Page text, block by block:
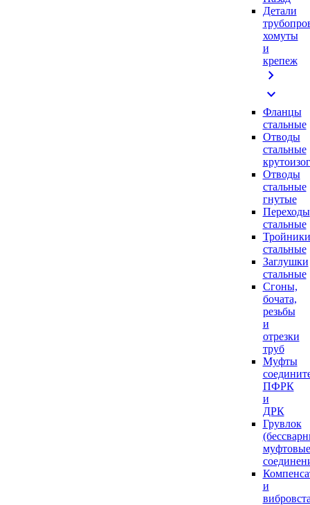
Детали
хомуты
и
крепеж
chevron_right
expand_more
Фланцы
стальные
Отводы
стальные
Отводы
стальные
гнутые
Переходы
стальные
Тройники
стальные
Заглушки
стальные
Сгоны,
бочата,
резьбы
и
отрезки
труб
Муфты
ПФРК
и
ДРК
Грувлок
муфтовые
и